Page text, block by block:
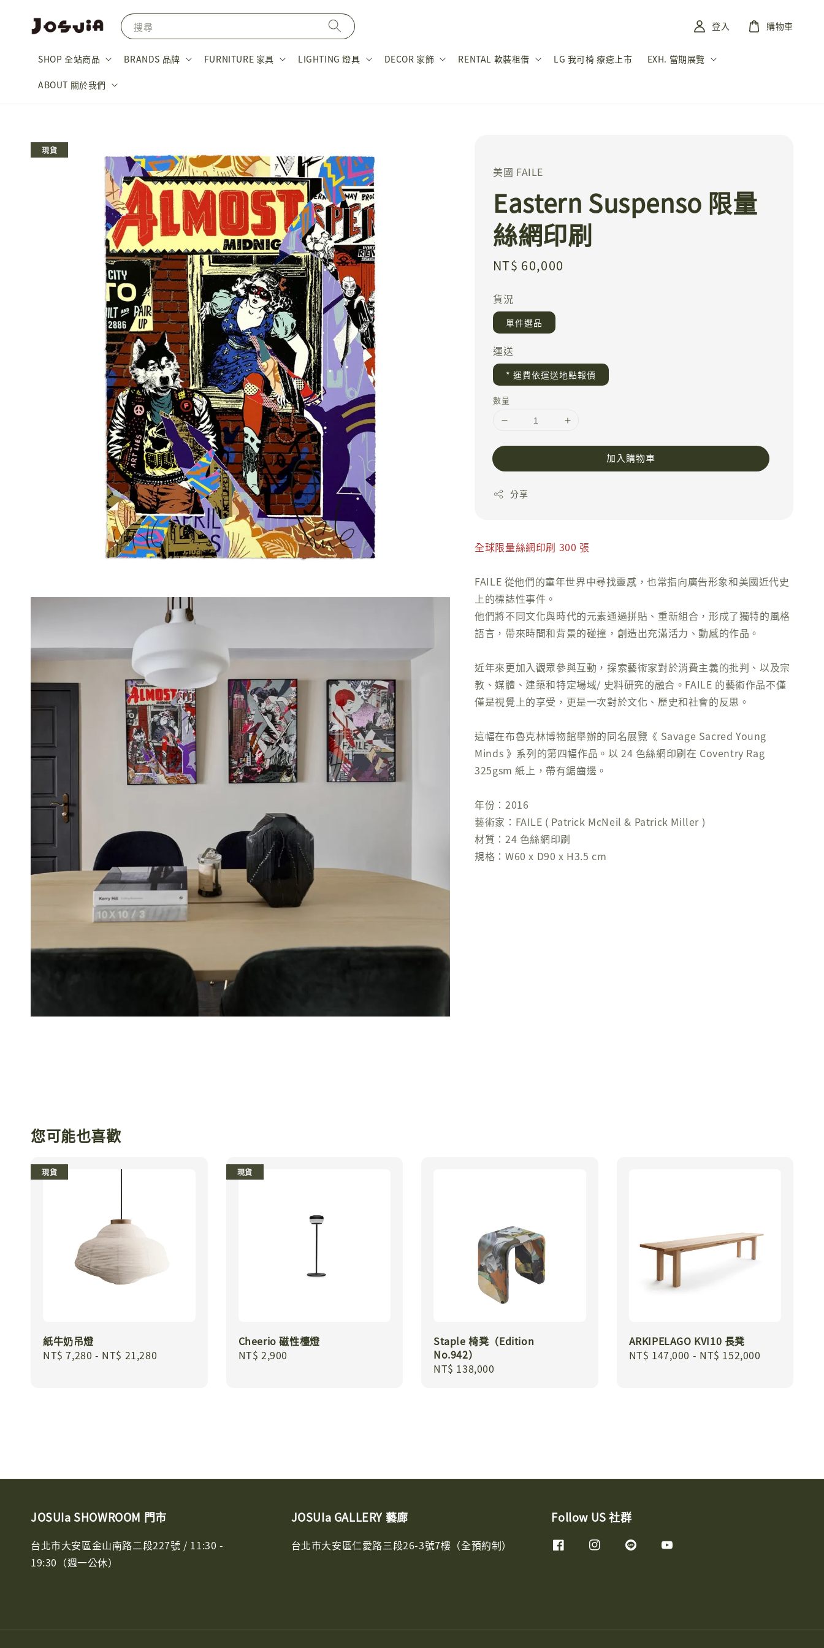
搜尋
SHOP 全站商品 BRANDS 品牌 FURNITURE 家具 LIGHTING 燈具 DECOR 家飾 RENTAL 軟裝租借 LG 我可椅 療癒上市 EXH. 當期展覽
ABOUT 關於我們
登入 購物車
現貨
美國 FAILE
Eastern Suspenso 限量
絲網印刷
Regular
NT$ 60,000
貨況
單件選品
運送
* 運費依運送地點報價
數量
加入購物車
分享
全球限量絲網印刷 300 張
FAILE 從他們的童年世界中尋找靈感，也常指向廣告形象和美國近代史
上的標誌性事件。
他們將不同文化與時代的元素通過拼貼、重新組合，形成了獨特的風格
語言，帶來時間和背景的碰撞，創造出充滿活力、動感的作品。
近年來更加入觀眾參與互動，探索藝術家對於消費主義的批判、以及宗
教、媒體、建築和特定場域/ 史料研究的融合。FAILE 的藝術作品不僅
僅是視覺上的享受，更是一次對於文化、歷史和社會的反思。
這幅在布魯克林博物館舉辦的同名展覽《 Savage Sacred Young
Minds 》系列的第四幅作品。以 24 色絲網印刷在 Coventry Rag
325gsm 紙上，帶有鋸齒邊。
年份：2016
藝術家：FAILE ( Patrick McNeil & Patrick Miller )
材質：24 色絲網印刷
規格：W60 x D90 x H3.5 cm
您可能也喜歡
現貨
紙牛奶吊燈
Regular
NT$ 7,280 - NT$ 21,280
現貨
Cheerio 磁性檯燈
Regular
NT$ 2,900
Staple 椅凳（Edition
No.942）
Regular
NT$ 138,000
ARKIPELAGO KVI10 長凳
Regular
NT$ 147,000 - NT$ 152,000
JOSUIa SHOWROOM 門市
台北市大安區金山南路二段227號 / 11:30 -
19:30（週一公休）
JOSUIa GALLERY 藝廊
台北市大安區仁愛路三段26-3號7樓（全預約制）
Follow US 社群